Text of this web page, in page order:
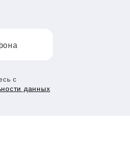
с
данных